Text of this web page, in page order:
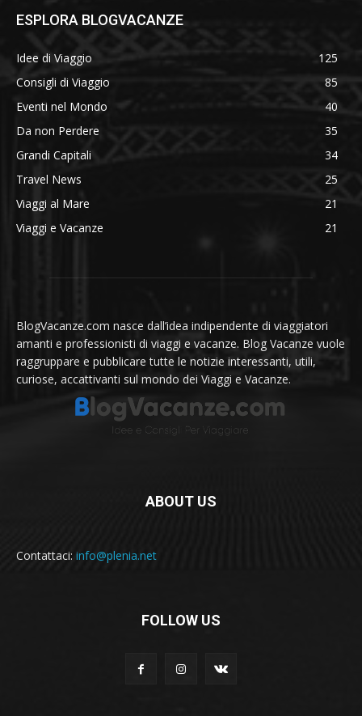
ESPLORA BLOGVACANZE
Idee di Viaggio
125
Consigli di Viaggio
85
Eventi nel Mondo
40
Da non Perdere
35
Grandi Capitali
34
Travel News
25
Viaggi al Mare
21
Viaggi e Vacanze
21
BlogVacanze.com nasce dall’idea indipendente di viaggiatori
amanti e professionisti di viaggi e vacanze. Blog Vacanze vuole
raggruppare e pubblicare tutte le notizie interessanti, utili,
curiose, accattivanti sul mondo dei Viaggi e Vacanze.
ABOUT US
Contattaci: info@plenia.net
FOLLOW US